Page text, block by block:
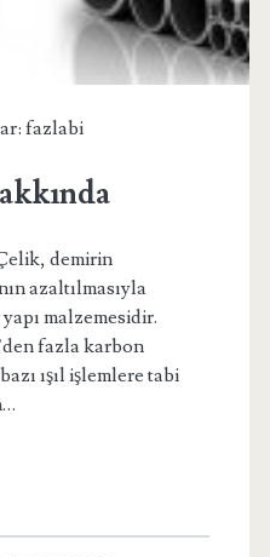
fazlabi
demirin
azaltılmasıyla
malzemesidir.
fazla karbon
ışıl işlemlere tabi